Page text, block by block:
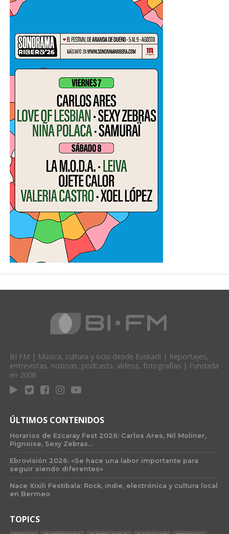
BI FM | Música, cultura y ocio desde Euskadi | Reportajes,
entrevistas, noticias, podcasts, vídeos, fotografías | Fundada
en 2008
ÚLTIMOS CONTENIDOS
Horarios de Ezcaray Fest 2026: Carlos Ares, Nil Moliner,
Pignoise, Sexy Zebras…
Ebrovisión 2026: «Se hace una labor importante para
seguir siendo diferentes»
Nace Xixili Festibala: Rock, indie, electrónica y cultura local
en Bermeo
TOPICS